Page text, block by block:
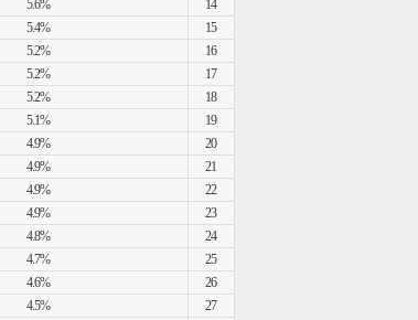
5.6%
14
5.4%
15
5.2%
16
5.2%
17
5.2%
18
5.1%
19
4.9%
20
4.9%
21
4.9%
22
4.9%
23
4.8%
24
4.7%
25
4.6%
26
4.5%
27